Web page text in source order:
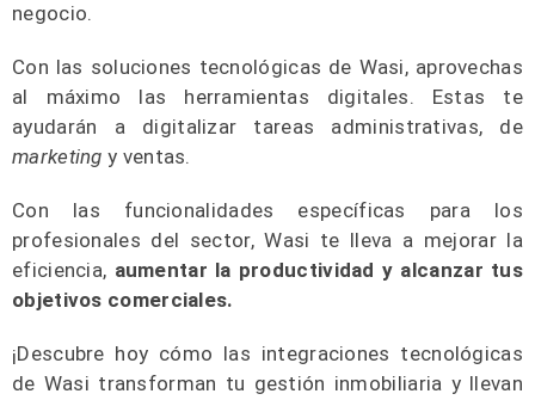
negocio.
Con las soluciones tecnológicas de Wasi, aprovechas
al máximo las herramientas digitales. Estas te
ayudarán a digitalizar tareas administrativas, de
marketing y ventas.
Con las funcionalidades específicas para los
profesionales del sector, Wasi te lleva a mejorar la
eficiencia, aumentar la productividad y alcanzar tus
objetivos comerciales.
¡Descubre hoy cómo las integraciones tecnológicas
de Wasi transforman tu gestión inmobiliaria y llevan